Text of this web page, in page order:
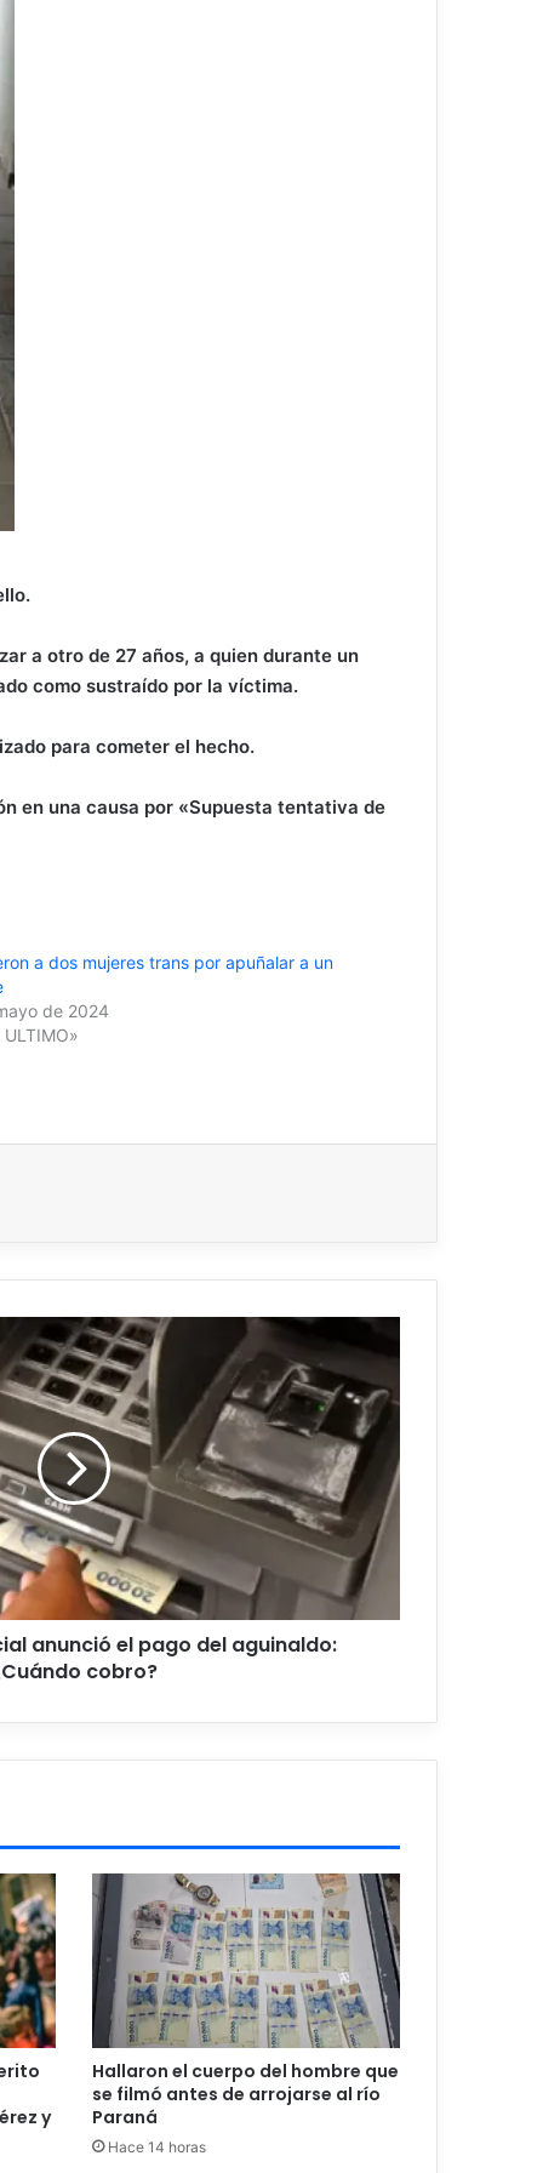
a otro de 27 años, a quien durante un
como sustraído por la víctima.
para cometer el hecho.
en una causa por «Supuesta tentativa de
a dos mujeres trans por apuñalar a un
de 2024
ULTIMO»
anunció el pago del aguinaldo:
cobro?
y
Hallaron el cuerpo del hombre que
se filmó antes de arrojarse al río
Paraná
Hace 14 horas